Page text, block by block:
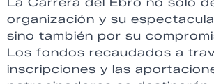
organización y su
sino también por su
Los fondos recaudados a
inscripciones y las